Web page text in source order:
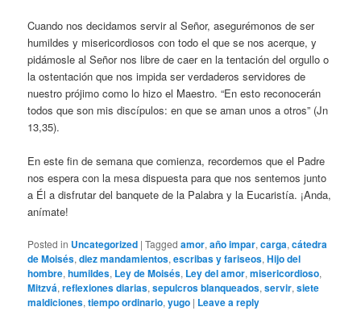
Cuando nos decidamos servir al Señor, asegurémonos de ser
humildes y misericordiosos con todo el que se nos acerque, y
pidámosle al Señor nos libre de caer en la tentación del orgullo o
la ostentación que nos impida ser verdaderos servidores de
nuestro prójimo como lo hizo el Maestro. “En esto reconocerán
todos que son mis discípulos: en que se aman unos a otros” (Jn
13,35).
En este fin de semana que comienza, recordemos que el Padre
nos espera con la mesa dispuesta para que nos sentemos junto
a Él a disfrutar del banquete de la Palabra y la Eucaristía. ¡Anda,
anímate!
Posted in Uncategorized |Tagged amor,año impar,carga,cátedra
de Moisés,diez mandamientos,escribas y fariseos,Hijo del
hombre,humildes, Ley de Moisés, Ley del amor,misericordioso,
Mitzvá,reflexiones diarias,sepulcros blanqueados,servir,siete
maldiciones,tiempo ordinario,yugo | Leave a reply